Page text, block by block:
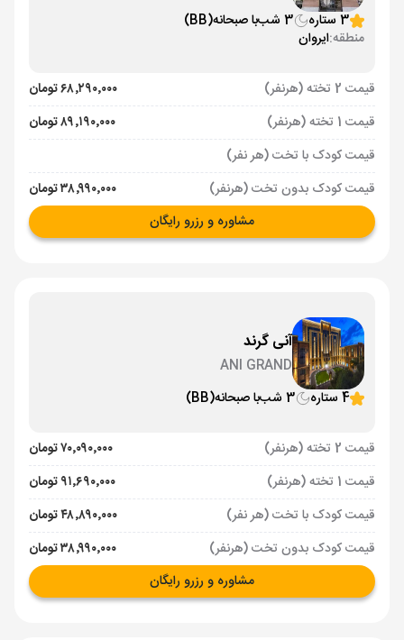
3 ستاره
3 شب با صبحانه(BB)
منطقه:ایروان
قیمت 2 تخته (هرنفر)
۶۸٬۲۹۰٬۰۰۰ تومان
قیمت 1 تخته (هرنفر)
۸۹٬۱۹۰٬۰۰۰ تومان
قیمت کودک با تخت (هر نفر)
قیمت کودک بدون تخت (هرنفر)
۳۸٬۹۹۰٬۰۰۰ تومان
مشاوره و رزرو رایگان
آنی گرند
ANI GRAND
4 ستاره
3 شب با صبحانه(BB)
قیمت 2 تخته (هرنفر)
۷۰٬۰۹۰٬۰۰۰ تومان
قیمت 1 تخته (هرنفر)
۹۱٬۶۹۰٬۰۰۰ تومان
قیمت کودک با تخت (هر نفر)
۴۸٬۸۹۰٬۰۰۰ تومان
قیمت کودک بدون تخت (هرنفر)
۳۸٬۹۹۰٬۰۰۰ تومان
مشاوره و رزرو رایگان